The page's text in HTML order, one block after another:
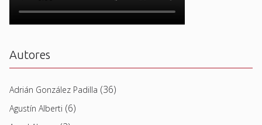
Autores
Adrián González Padilla (36)
Agustín Alberti (6)